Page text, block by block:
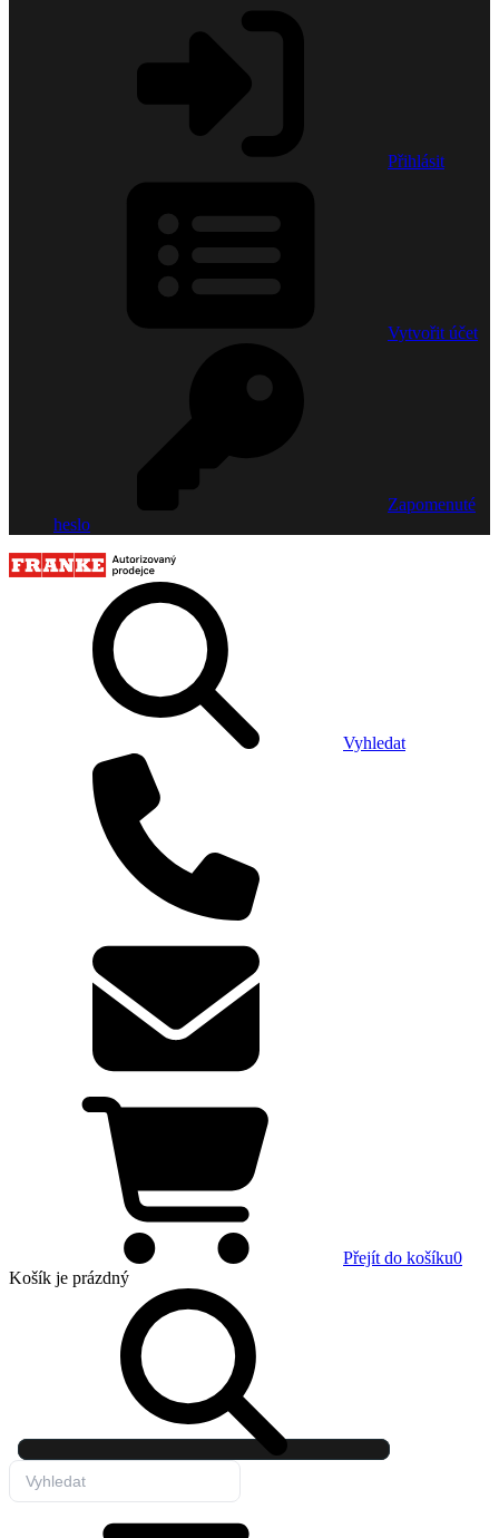
Přihlásit
Vytvořit účet
Zapomenuté
heslo
Vyhledat
Přejít do košíku0
Košík je prázdný